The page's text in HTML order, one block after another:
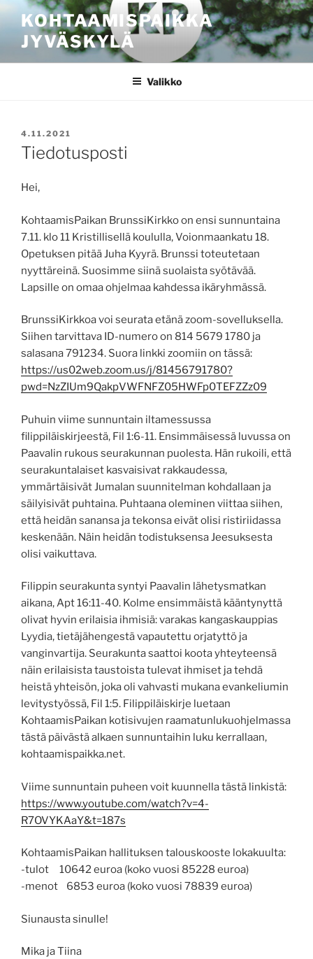
sisältöönKOHTAAMISPAIKKA
JYVÄSKYLÄ
Valikko
JULKAISTU
4.11.2021
Tiedotusposti
Hei,
KohtaamisPaikan BrunssiKirkko on ensi sunnuntaina
7.11. klo 11 Kristillisellä koululla, Voionmaankatu 18.
Opetuksen pitää Juha Kyyrä. Brunssi toteutetaan
nyyttäreinä. Suosimme siinä suolaista syötävää.
Lapsille on omaa ohjelmaa kahdessa ikäryhmässä.
BrunssiKirkkoa voi seurata etänä zoom-sovelluksella.
Siihen tarvittava ID-numero on 814 5679 1780 ja
salasana 791234. Suora linkki zoomiin on tässä:
https://us02web.zoom.us/j/81456791780?
pwd=NzZIUm9QakpVWFNFZ05HWFp0TEFZZz09
Puhuin viime sunnuntain iltamessussa
filippiläiskirjeestä, Fil 1:6-11. Ensimmäisessä luvussa on
Paavalin rukous seurakunnan puolesta. Hän rukoili, että
seurakuntalaiset kasvaisivat rakkaudessa,
ymmärtäisivät Jumalan suunnitelman kohdallaan ja
säilyisivät puhtaina. Puhtaana oleminen viittaa siihen,
että heidän sanansa ja tekonsa eivät olisi ristiriidassa
keskenään. Näin heidän todistuksensa Jeesuksesta
olisi vaikuttava.
Filippin seurakunta syntyi Paavalin lähetysmatkan
aikana, Apt 16:11-40. Kolme ensimmäistä kääntynyttä
olivat hyvin erilaisia ihmisiä: varakas kangaskauppias
Lyydia, tietäjähengestä vapautettu orjatyttö ja
vanginvartija. Seurakunta saattoi koota yhteyteensä
näin erilaisista taustoista tulevat ihmiset ja tehdä
heistä yhteisön, joka oli vahvasti mukana evankeliumin
levitystyössä, Fil 1:5. Filippiläiskirje luetaan
KohtaamisPaikan kotisivujen raamatunlukuohjelmassa
tästä päivästä alkaen sunnuntaihin luku kerrallaan,
kohtaamispaikka.net.
Viime sunnuntain puheen voit kuunnella tästä linkistä:
https://www.youtube.com/watch?v=4-
R7OVYKAaY&t=187s
KohtaamisPaikan hallituksen talouskooste lokakuulta:
-tulot 10642 euroa (koko vuosi 85228 euroa)
-menot 6853 euroa (koko vuosi 78839 euroa)
Siunausta sinulle!
Mika ja Tiina